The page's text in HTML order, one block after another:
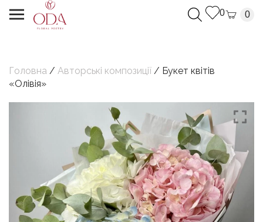
0 0
Головна / Авторські композиції / Букет квітів
«Олівія»
Дякуємо, Ваш запит успішно надіслано.
Ми з`вяжемося з Вами найближчим часом